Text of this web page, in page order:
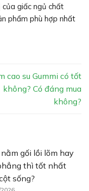
của giấc ngủ chất
phẩm phù hợp nhất
cao su Gummi có tốt
không? Có đáng mua
không?
gối lồi lõm hay
thì tốt nhất
sống?